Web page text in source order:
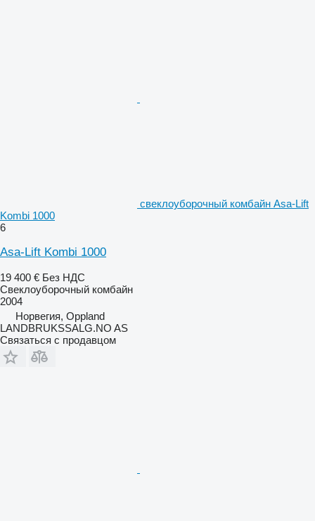
свеклоуборочный комбайн Asa-Lift
Kombi 1000
6
Asa-Lift Kombi 1000
19 400 € Без НДС
Свеклоуборочный комбайн
2004
Норвегия, Oppland
LANDBRUKSSALG.NO AS
Связаться с продавцом